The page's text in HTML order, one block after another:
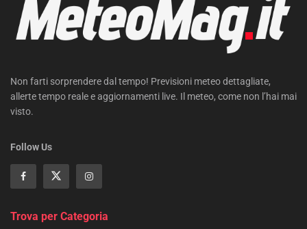
Non farti sorprendere dal tempo! Previsioni meteo dettagliate,
allerte tempo reale e aggiornamenti live. Il meteo, come non l’hai mai
visto.
Follow Us
Trova per Categoria